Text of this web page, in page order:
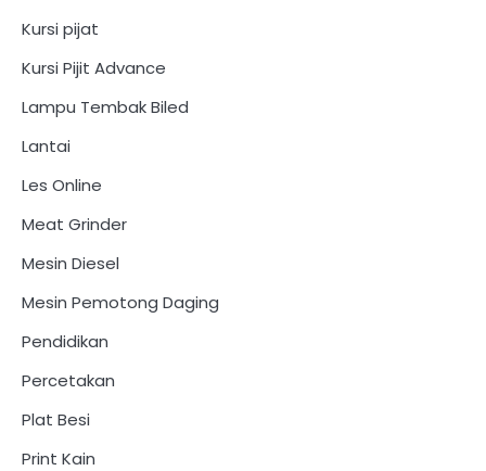
Kursi pijat
Kursi Pijit Advance
Lampu Tembak Biled
Lantai
Les Online
Meat Grinder
Mesin Diesel
Mesin Pemotong Daging
Pendidikan
Percetakan
Plat Besi
Print Kain